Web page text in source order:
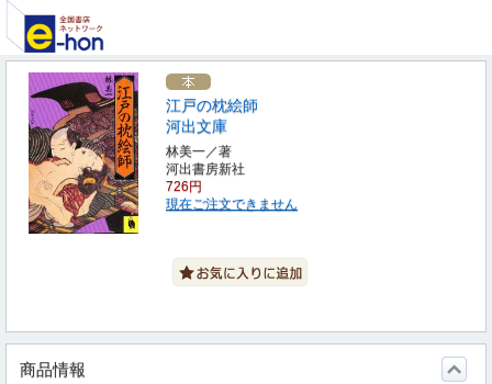
江戸の枕絵師
河出文庫
林美一／著
河出書房新社
726円
現在ご注文できません
商品情報